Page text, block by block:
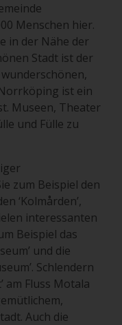
Menschen hier.
in der Nähe der
Stadt ist der
wunderschönen,
ist ein
Museen, Theater
und Fülle zu
zum Beispiel den
‘Kolmården’,
interessanten
Beispiel das
und die
Schlendern
am Fluss Motala
Auch die